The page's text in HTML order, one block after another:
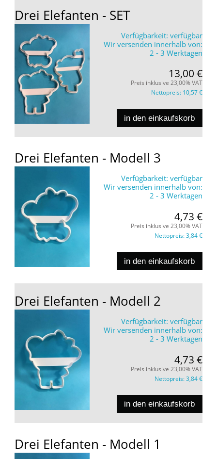
Drei Elefanten - SET
Verfügbarkeit: verfügbar
Wir versenden innerhalb von:
2 - 3 Werktagen
13,00 €
Preis inklusive 23,00% VAT
Nettopreis: 10,57 €
in den einkaufskorb
Drei Elefanten - Modell 3
Verfügbarkeit: verfügbar
Wir versenden innerhalb von:
2 - 3 Werktagen
4,73 €
Preis inklusive 23,00% VAT
Nettopreis:3,84 €
in den einkaufskorb
Drei Elefanten - Modell 2
Verfügbarkeit: verfügbar
Wir versenden innerhalb von:
2 - 3 Werktagen
4,73 €
Preis inklusive 23,00% VAT
Nettopreis:3,84 €
in den einkaufskorb
Drei Elefanten - Modell 1